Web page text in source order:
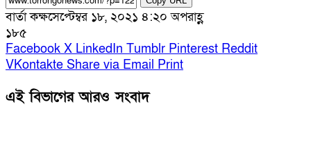
বার্তা কক্ষসেপ্টেম্বর ১৮, ২০২১ ৪:২০ অপরাহ্ণ
১৮৫
Facebook X LinkedIn Tumblr Pinterest Reddit
VKontakte Share via Email Print
এই বিভাগের আরও সংবাদ